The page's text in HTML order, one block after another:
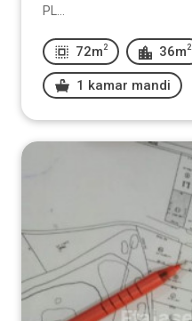
PL...
72m 2 36m 2
1 kamar mandi